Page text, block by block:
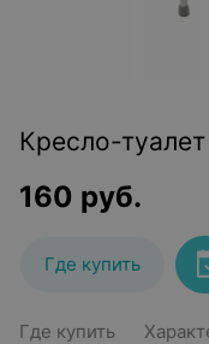
Кресло-
160 руб.
Где купить
Где купить